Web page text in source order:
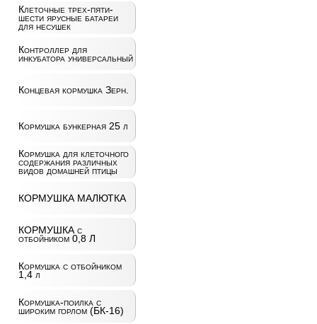
Клеточные трех-пяти-
шести ярусные батареи
для несушек
Контроллер для
инкубатора универсальный
Концевая кормушка Зерн.
Кормушка бункерная 25 л
Кормушка для клеточного
содержания различных
видов домашней птицы
КОРМУШКА МАЛЮТКА
КОРМУШКА с
отбойником 0,8 Л
Кормушка с отбойником
1,4 л
Кормушка-поилка с
широким горлом (БК-16)